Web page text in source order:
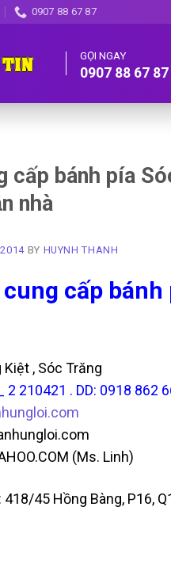
0907 88 67 87
GỌI NGAY
0907 88 67 87
cấp bánh pía
nhà
BY HUYNH THANH
cấp bánh
, Sóc Trăng
2 210421 . DD: 0918 862
(Ms. Linh)
45 Hồng Bàng, P16,